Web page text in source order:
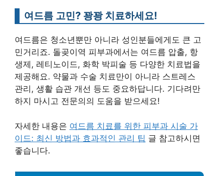
여드름 고민? 꽝꽝 치료하세요!
여드름은 청소년뿐만 아니라 성인분들에게도 큰 고
민거리죠. 돌곶이역 피부과에서는 여드름 압출, 항
생제, 레티노이드, 화학 박피술 등 다양한 치료법을
제공해요. 약물과 수술 치료만이 아니라 스트레스
관리, 생활 습관 개선 등도 중요하답니다. 기다려만
하지 마시고 전문의의 도움을 받으세요!
자세한 내용은 여드름 치료를 위한 피부과 시술 가
이드: 최신 방법과 효과적인 관리 팁 글 참고하시면
좋습니다.